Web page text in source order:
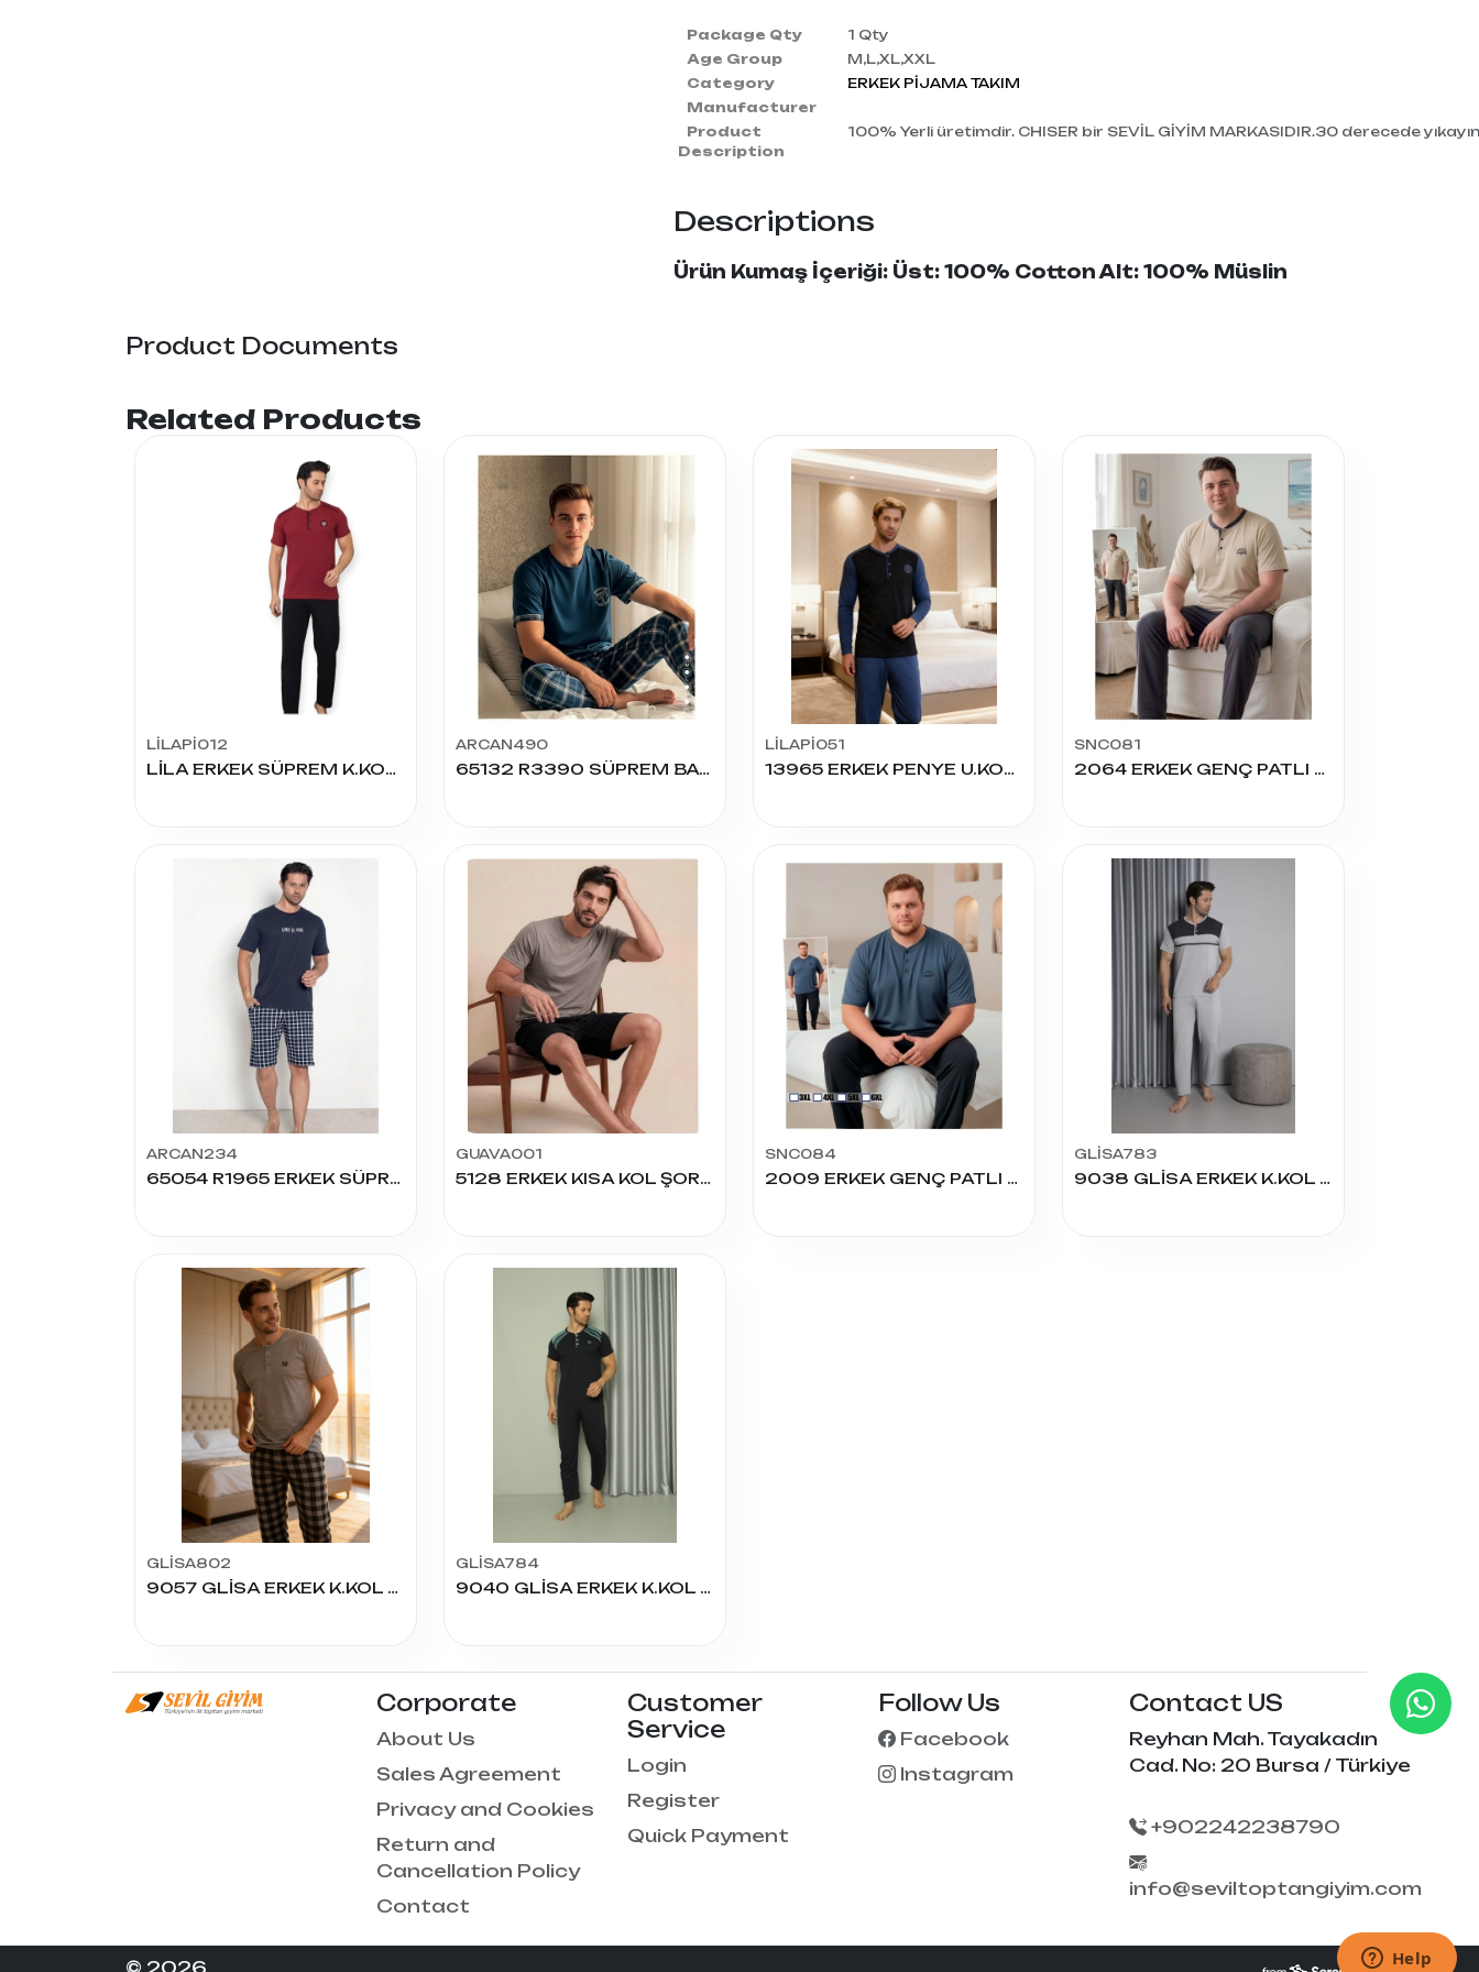
Package Qty
1 Qty
Age Group
M,L,XL,XXL
Category
ERKEK PİJAMA TAKIM
Manufacturer
Product
Description
100% Yerli üretimdir. CHISER bir SEVİL GİYİM MARKASIDIR.30 derecede
Descriptions
Ürün Kumaş İçeriği: Üst: 100% Cotton Alt: 100% Müslin
Product Documents
Related Products
LİLAPİ012
LİLA ERKEK SÜPREM K.KOL PİJAMA TK
ARCAN490
65132 R3390 SÜPREM BASKILI PİJAMA TAKIM
LİLAPİ051
13965 ERKEK PENYE U.KOL PİJAMA TAKIM
SNC081
2064 ERKEK GENÇ PATLI BATTAL K.KOL PİJAMA TAKIM
ARCAN234
65054 R1965 ERKEK SÜPREM BASIC ŞORTLU TAKIM
GUAVA001
5128 ERKEK KISA KOL ŞORTLU TAKIM
SNC084
2009 ERKEK GENÇ PATLI BATTAL K.KOL PİJAMA TAKIM
GLİSA783
9038 GLİSA ERKEK K.KOL PİJAMA TAKIM
GLİSA802
9057 GLİSA ERKEK K.KOL PİJAMA TAKIM
GLİSA784
9040 GLİSA ERKEK K.KOL PİJAMA TAKIM
Corporate
About Us
Sales Agreement
Privacy and Cookies
Return and
Cancellation Policy
Contact
Customer
Service
Login
Register
Quick Payment
Follow Us
Facebook
Instagram
Contact US
Reyhan Mah. Tayakadın
Cad. No: 20 Bursa / Türkiye
+902242238790
info@seviltoptangiyim.com
© 2026